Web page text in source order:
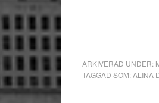
ARKIVERAD UNDER:
TAGGAD SOM:ALINA